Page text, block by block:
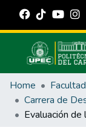
Communities &
All of DSpace
Statistics
Home